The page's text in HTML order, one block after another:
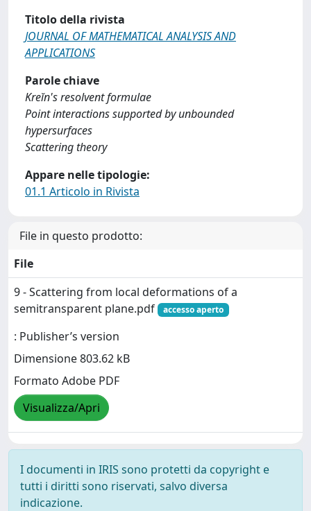
Titolo della rivista
JOURNAL OF MATHEMATICAL ANALYSIS AND
APPLICATIONS
Parole chiave
Kreĭn's resolvent formulae
Point interactions supported by unbounded
hypersurfaces
Scattering theory
Appare nelle tipologie:
01.1 Articolo in Rivista
File in questo prodotto:
File
9 - Scattering from local deformations of a
semitransparent plane.pdf
accesso aperto
: Publisher’s version
Dimensione 803.62 kB
Formato Adobe PDF
Visualizza/Apri
I documenti in IRIS sono protetti da copyright e
tutti i diritti sono riservati, salvo diversa
indicazione.